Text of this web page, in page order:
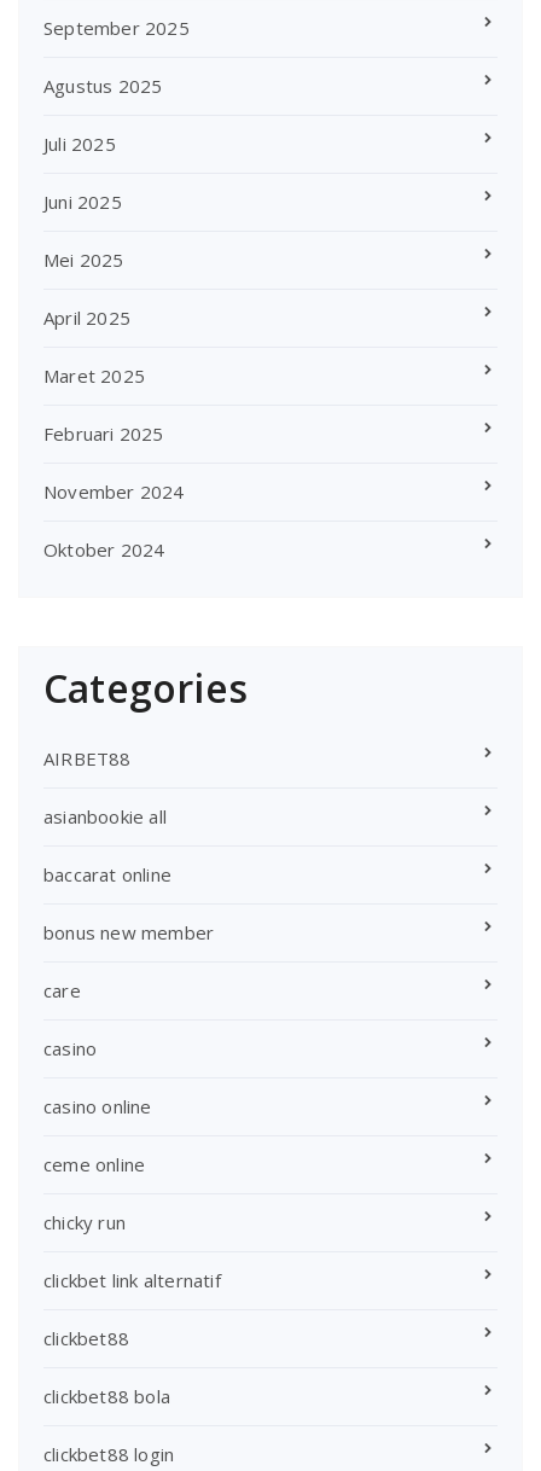
September 2025
Agustus 2025
Juli 2025
Juni 2025
Mei 2025
April 2025
Maret 2025
Februari 2025
November 2024
Oktober 2024
Categories
AIRBET88
asianbookie all
baccarat online
bonus new member
care
casino
casino online
ceme online
chicky run
clickbet link alternatif
clickbet88
clickbet88 bola
clickbet88 login